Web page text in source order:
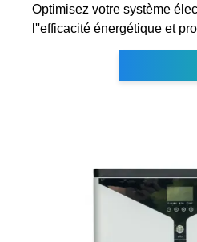
Optimisez votre système
l''efficacité énergétique et